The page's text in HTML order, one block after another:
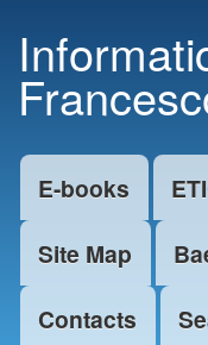
main
Main menu
E-books
Site Map
Contacts